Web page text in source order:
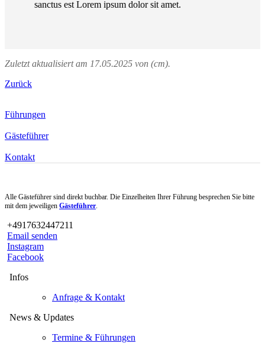
sanctus est Lorem ipsum dolor sit amet.
Zuletzt aktualisiert am 17.05.2025 von (cm).
Zurück
Führungen
Gästeführer
Kontakt
Alle Gästeführer sind direkt buchbar. Die Einzelheiten Ihrer Führung besprechen Sie bitte
mit dem jeweiligen Gästeführer.
+4917632447211
Email senden
Instagram
Facebook
Infos
Anfrage & Kontakt
News & Updates
Termine & Führungen